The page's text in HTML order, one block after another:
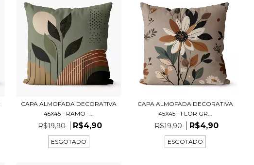
CAPA ALMOFADA DECORATIVA
45X45 - RAMO -...
R$19,90 R$4,90
ESGOTADO
CAPA ALMOFADA DECORATIVA
45X45 - FLOR GR...
R$19,90 R$4,90
ESGOTADO